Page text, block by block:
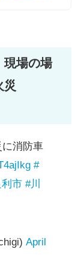
現場の場
災
に消防車
#
市 #川
April